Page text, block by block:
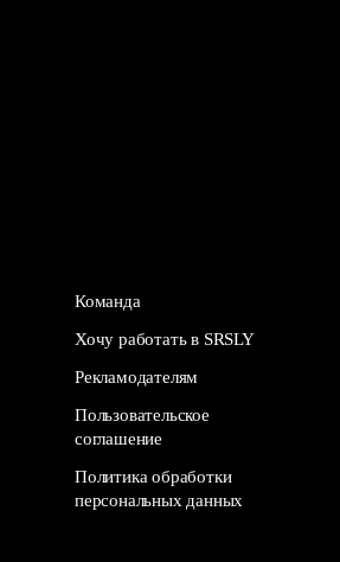
Команда
Хочу работать в SRSLY
Рекламодателям
Пользовательское
соглашение
Политика обработки
персональных данных